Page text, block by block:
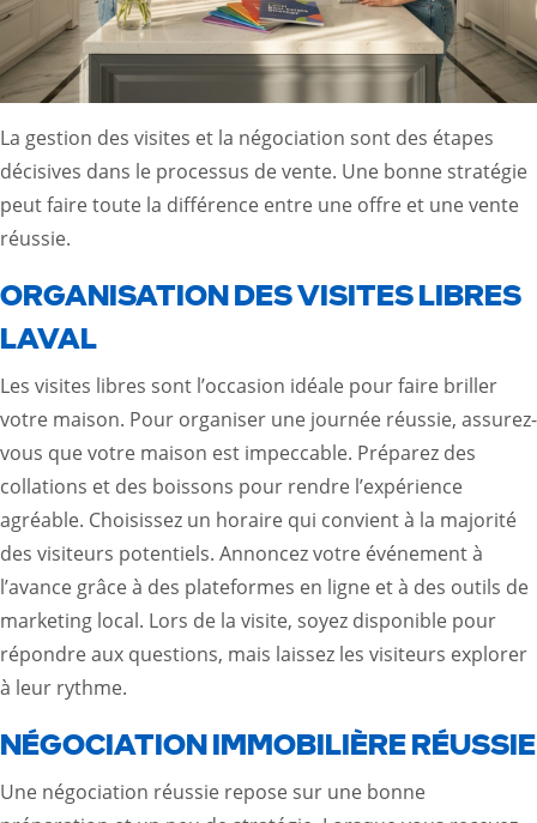
La gestion des visites et la négociation sont des étapes
décisives dans le processus de vente. Une bonne stratégie
peut faire toute la différence entre une offre et une vente
réussie.
ORGANISATION DES VISITES LIBRES
LAVAL
Les visites libres sont l’occasion idéale pour faire briller
votre maison. Pour organiser une journée réussie, assurez-
vous que votre maison est impeccable. Préparez des
collations et des boissons pour rendre l’expérience
agréable. Choisissez un horaire qui convient à la majorité
des visiteurs potentiels. Annoncez votre événement à
l’avance grâce à des plateformes en ligne et à des outils de
marketing local. Lors de la visite, soyez disponible pour
répondre aux questions, mais laissez les visiteurs explorer
à leur rythme.
NÉGOCIATION IMMOBILIÈRE RÉUSSIE
Une négociation réussie repose sur une bonne